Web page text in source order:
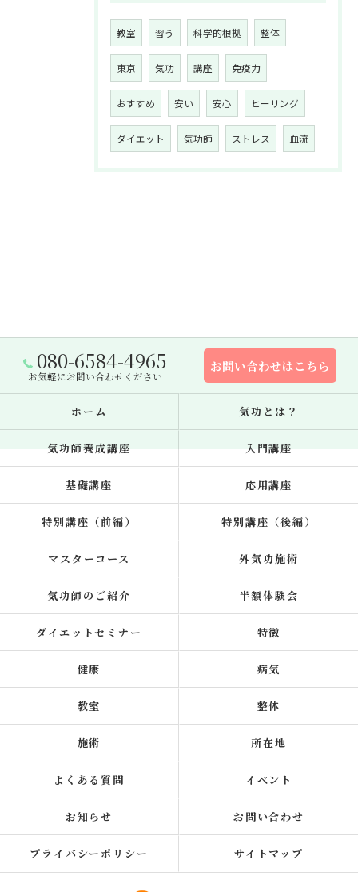
教室 習う 科学的根拠 整体
東京 気功 講座 免疫力
おすすめ 安い 安心 ヒーリング
ダイエット 気功師 ストレス 血流
080-6584-4965
お気軽にお問い合わせください
お問い合わせはこちら
ホーム 気功とは？
気功師養成講座 入門講座
基礎講座 応用講座
特別講座（前編） 特別講座（後編）
マスターコース 外気功施術
気功師のご紹介 半額体験会
ダイエットセミナー 特徴
健康 病気
教室 整体
施術 所在地
よくある質問 イベント
お知らせ お問い合わせ
プライバシーポリシー サイトマップ